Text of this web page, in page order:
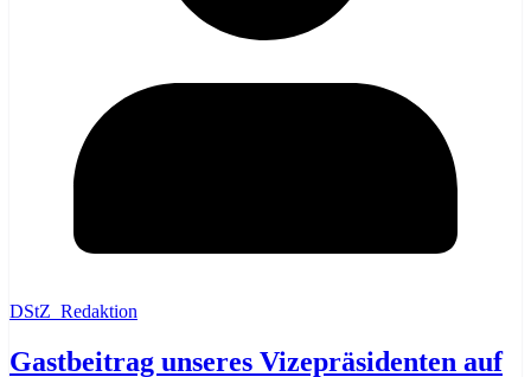
DStZ_Redaktion
Gastbeitrag unseres Vizepräsidenten auf